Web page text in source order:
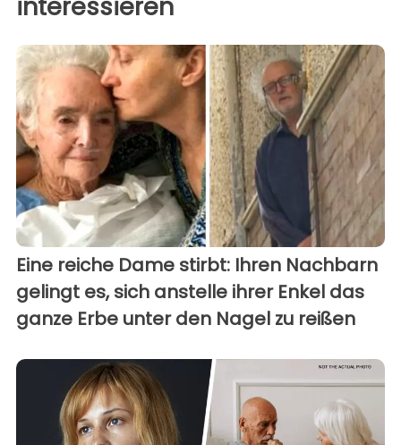
Eine reiche Dame stirbt: Ihren Nachbarn
gelingt es, sich anstelle ihrer Enkel das
ganze Erbe unter den Nagel zu reißen